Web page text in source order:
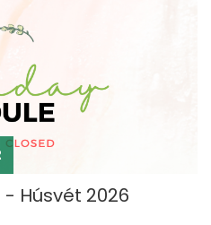
Húsvét 2026